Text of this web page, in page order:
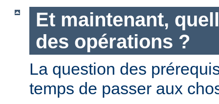
Et maintenant,
des opérations ?
La question des
temps de passer aux